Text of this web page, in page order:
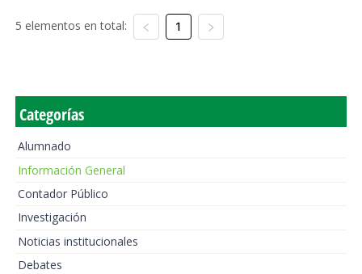
5 elementos en total: 1
Categorías
Alumnado
Información General
Contador Público
Investigación
Noticias institucionales
Debates